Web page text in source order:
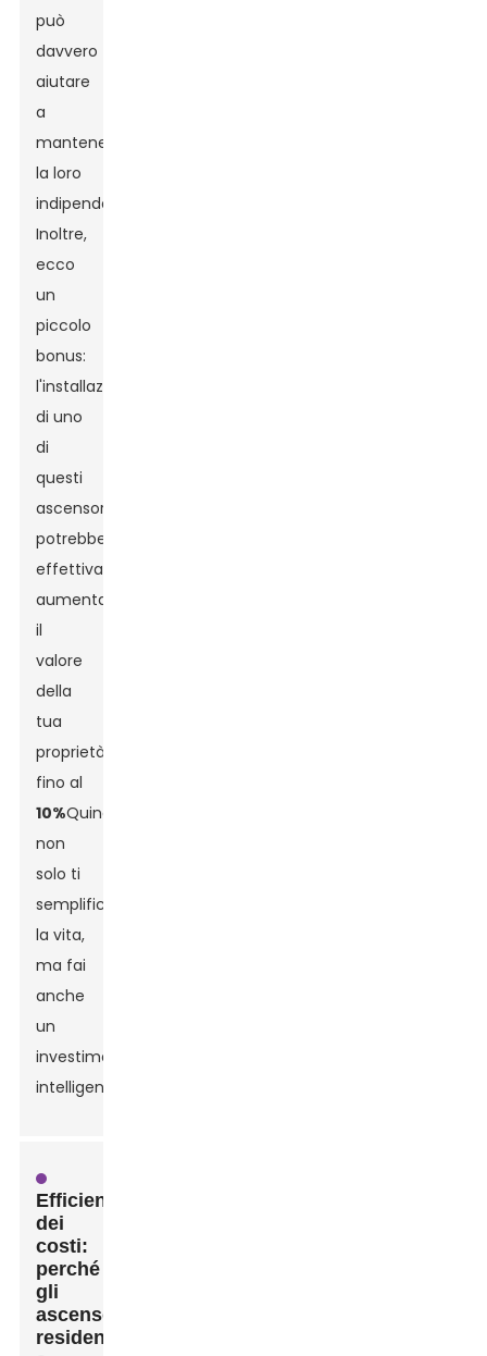
può
davvero
aiutare
a
mantenere
la loro
indipendenza.
Inoltre,
ecco
un
piccolo
bonus:
l'installazione
di uno
di
questi
ascensori
potrebbe
effettivamente
aumentare
il
valore
della
tua
proprietà
fino al
10%Quindi,
non
solo ti
semplifichi
la vita,
ma fai
anche
un
investimento
intelligente!
Efficienza
dei
costi:
perché
gli
ascensori
residenziali